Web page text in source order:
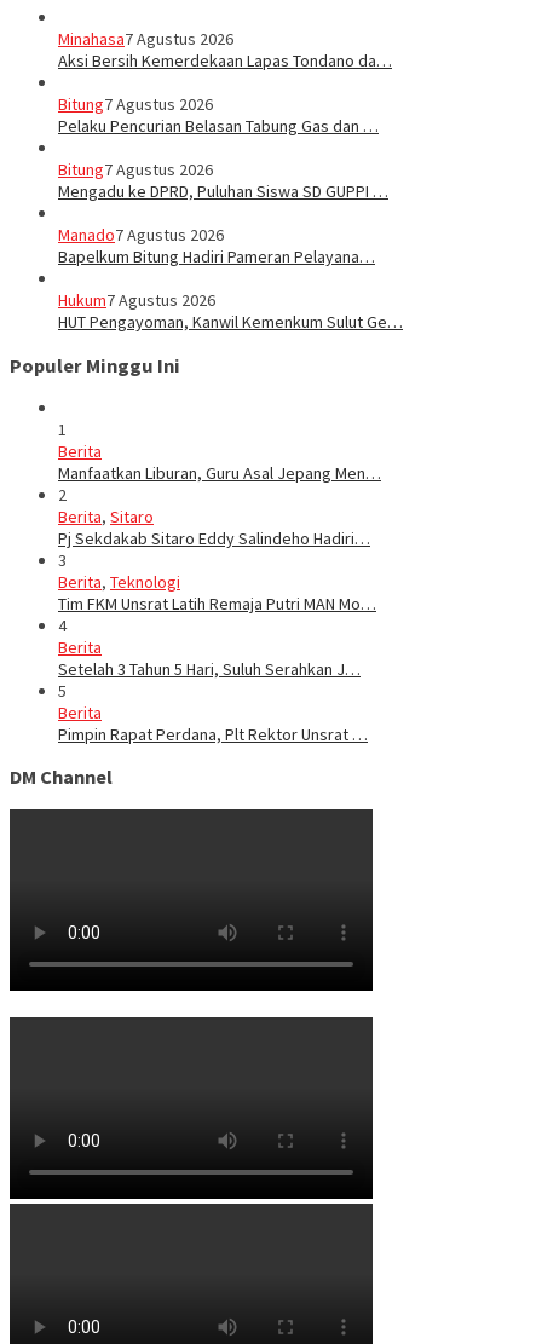
Minahasa7 Agustus 2026
Aksi Bersih Kemerdekaan Lapas Tondano da…
Bitung7 Agustus 2026
Pelaku Pencurian Belasan Tabung Gas dan …
Bitung7 Agustus 2026
Mengadu ke DPRD, Puluhan Siswa SD GUPPI …
Manado7 Agustus 2026
‎Bapelkum Bitung Hadiri Pameran Pelayana…
Hukum7 Agustus 2026
HUT Pengayoman, Kanwil Kemenkum Sulut Ge…
Populer Minggu Ini
1
Berita
Manfaatkan Liburan, Guru Asal Jepang Men…
2
Berita, Sitaro
Pj Sekdakab Sitaro Eddy Salindeho Hadiri…
3
Berita, Teknologi
Tim FKM Unsrat Latih Remaja Putri MAN Mo…
4
Berita
Setelah 3 Tahun 5 Hari, Suluh Serahkan J…
5
Berita
Pimpin Rapat Perdana, Plt Rektor Unsrat …
DM Channel